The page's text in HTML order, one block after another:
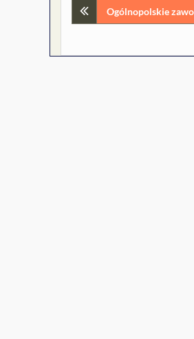
Nawigacja
Ogólnopolskie